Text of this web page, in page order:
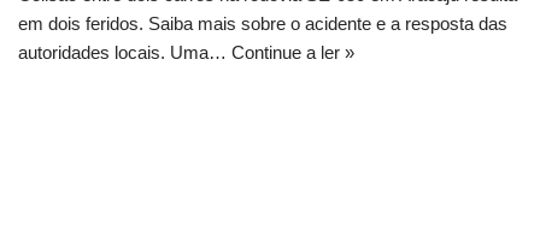
em dois feridos. Saiba mais sobre o acidente e a resposta das
autoridades locais. Uma… Continue a ler »